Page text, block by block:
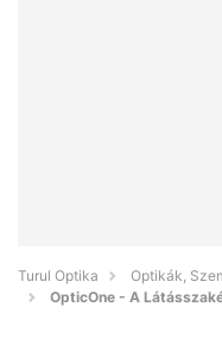
Turul Optika
Optikák,
OpticOne - A